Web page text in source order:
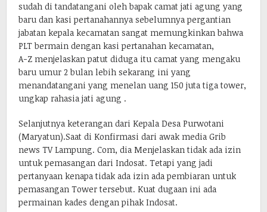
sudah di tandatangani oleh bapak camat jati agung yang
baru dan kasi pertanahannya sebelumnya pergantian
jabatan kepala kecamatan sangat memungkinkan bahwa
PLT bermain dengan kasi pertanahan kecamatan,
A-Z menjelaskan patut diduga itu camat yang mengaku
baru umur 2 bulan lebih sekarang ini yang
menandatangani yang menelan uang 150 juta tiga tower,
ungkap rahasia jati agung .
Selanjutnya keterangan dari Kepala Desa Purwotani
(Maryatun).Saat di Konfirmasi dari awak media Grib
news TV Lampung. Com, dia Menjelaskan tidak ada izin
untuk pemasangan dari Indosat. Tetapi yang jadi
pertanyaan kenapa tidak ada izin ada pembiaran untuk
pemasangan Tower tersebut. Kuat dugaan ini ada
permainan kades dengan pihak Indosat.